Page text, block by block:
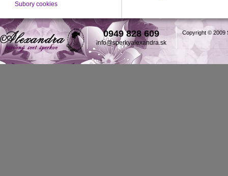
Subory cookies
0949 828 609
info@sperkyalexandra.sk
Copyright © 2009